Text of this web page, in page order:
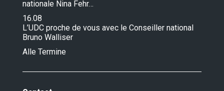
nationale Nina Fehr…
16.08
L’UDC proche de vous avec le Conseiller national
Bruno Walliser
Alle Termine